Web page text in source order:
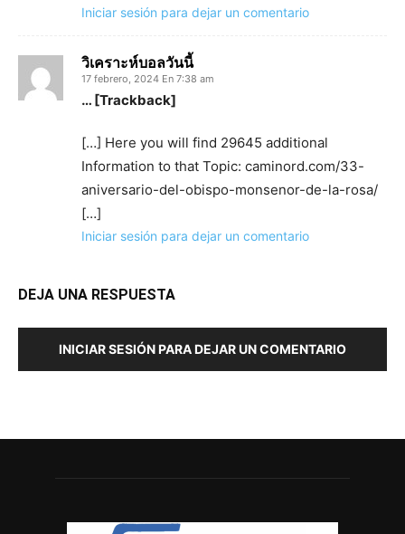
Iniciar sesión para dejar un comentario
วิเคราะห์บอลวันนี้
17 febrero, 2024 En 7:38 am
… [Trackback]
[…] Here you will find 29645 additional
Information to that Topic: caminord.com/33-
aniversario-del-obispo-monsenor-de-la-rosa/
[…]
Iniciar sesión para dejar un comentario
DEJA UNA RESPUESTA
INICIAR SESIÓN PARA DEJAR UN COMENTARIO